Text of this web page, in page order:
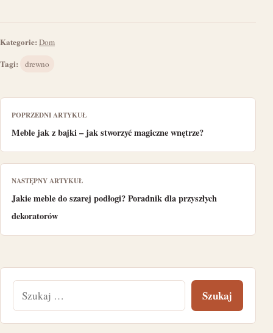
Kategorie: Dom
Tagi: drewno
POPRZEDNI ARTYKUŁ
Meble jak z bajki – jak stworzyć magiczne wnętrze?
NASTĘPNY ARTYKUŁ
Jakie meble do szarej podłogi? Poradnik dla przyszłych
dekoratorów